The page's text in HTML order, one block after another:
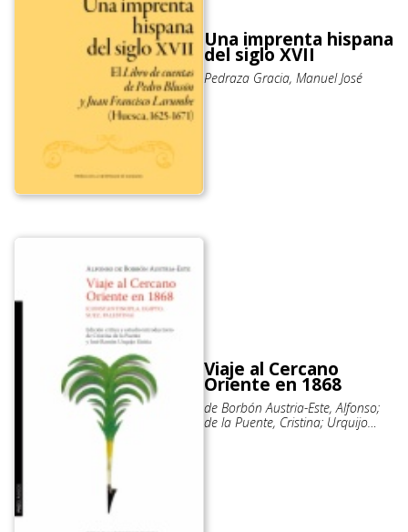
Una imprenta hispana
del siglo XVII
Pedraza Gracia, Manuel José
Viaje al Cercano
Oriente en 1868
de Borbón Austria-Este, Alfonso;
de la Puente, Cristina; Urquijo